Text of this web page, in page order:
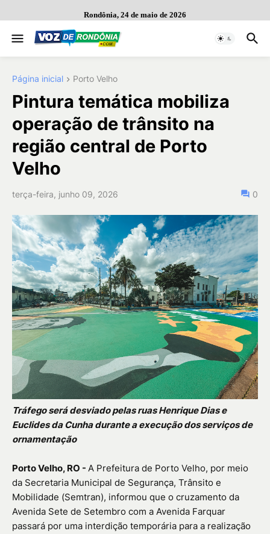
Rondônia, 24 de maio de 2026
Página inicial Porto Velho
Pintura temática mobiliza
operação de trânsito na
região central de Porto
Velho
terça-feira, junho 09, 2026 0
Tráfego será desviado pelas ruas Henrique Dias e
Euclides da Cunha durante a execução dos serviços de
ornamentação
Porto Velho, RO - A Prefeitura de Porto Velho, por meio
da Secretaria Municipal de Segurança, Trânsito e
Mobilidade (Semtran), informou que o cruzamento da
Avenida Sete de Setembro com a Avenida Farquar
passará por uma interdição temporária para a realização